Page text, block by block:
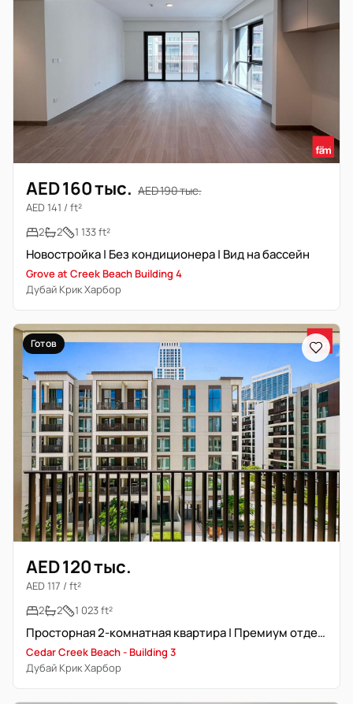
AED 160 тыс. AED 190 тыс.
AED 141 / ft²
2
2 1 133 ft²
Новостройка | Без кондиционера | Вид на бассейн
Grove at Creek Beach Building 4
Дубай Крик Харбор
Готов
AED 120 тыс.
AED 117 / ft²
2
2 1 023 ft²
Просторная 2-комнатная квартира | Премиум отделка
Cedar Creek Beach - Building 3
Дубай Крик Харбор